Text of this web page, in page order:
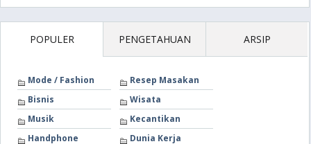
POPULER PENGETAHUAN ARSIP
Mode / Fashion
Resep Masakan
Bisnis
Wisata
Musik
Kecantikan
Handphone
Dunia Kerja